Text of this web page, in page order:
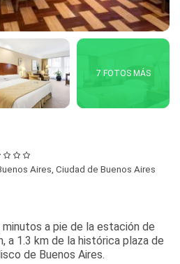
7 FOTOS MÁS
Aires Ciudad de Buenos Aires
a pie de la estación de
a 1.3 km de la histórica plaza de
de Buenos Aires.